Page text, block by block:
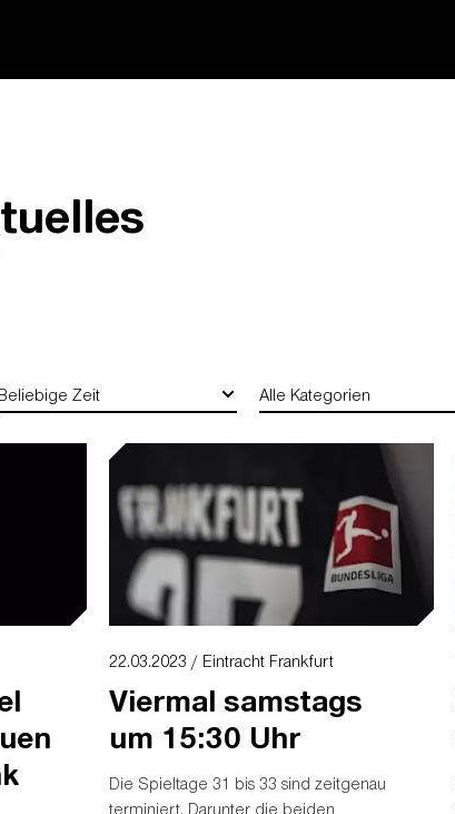
22.03.2023 / Eintracht Frankfurt
Viermal samstags
um 15:30 Uhr
Die Spieltage 31 bis 33 sind zeitgenau
terminiert. Darunter die beiden